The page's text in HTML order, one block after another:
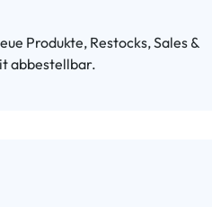
Produkte, Restocks, Sales &
abbestellbar.